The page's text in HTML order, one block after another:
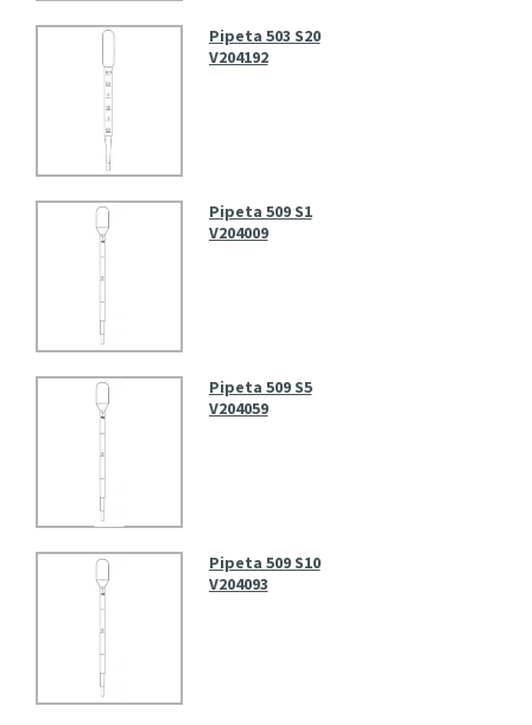
Pipeta 503 S20
V204192
Pipeta 509 S1
V204009
Pipeta 509 S5
V204059
Pipeta 509 S10
V204093